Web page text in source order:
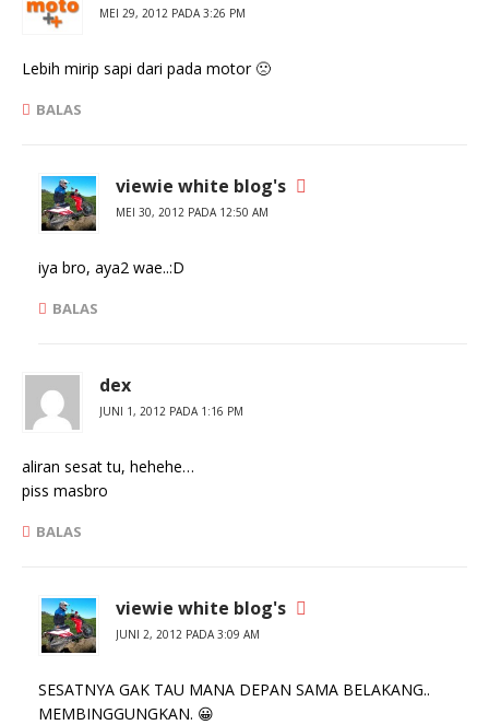
MEI 29, 2012 PADA 3:26 PM
Lebih mirip sapi dari pada motor 🙁
BALAS
viewie white blog's
MEI 30, 2012 PADA 12:50 AM
iya bro, aya2 wae..:D
BALAS
dex
JUNI 1, 2012 PADA 1:16 PM
aliran sesat tu, hehehe…
piss masbro
BALAS
viewie white blog's
JUNI 2, 2012 PADA 3:09 AM
SESATNYA GAK TAU MANA DEPAN SAMA BELAKANG..
MEMBINGGUNGKAN. 😀